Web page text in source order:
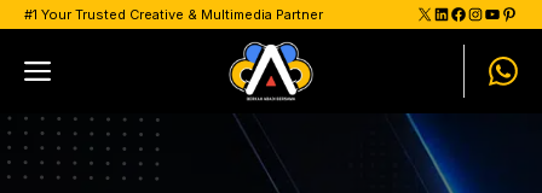
Skip
content
#1 Your Trusted Creative & Multimedia Partner X LinkedIn
Facebook
Instagram
Menu